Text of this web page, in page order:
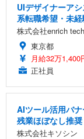
UIデザイナーア
系転職希望・未
株式会社enrich
東京都
月給32万1,400
正社員
AIツール活用バ
残業ほぼなし推
株式会社キソシン